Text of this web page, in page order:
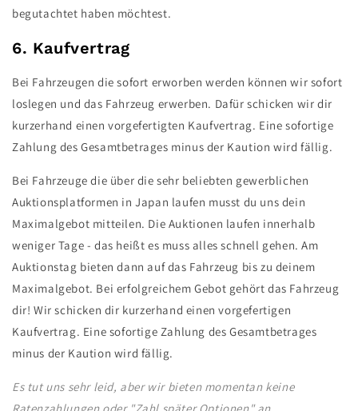
begutachtet haben möchtest.
6. Kaufvertrag
Bei Fahrzeugen die sofort erworben werden können wir sofort
loslegen und das Fahrzeug erwerben. Dafür schicken wir dir
kurzerhand einen vorgefertigten Kaufvertrag. Eine sofortige
Zahlung des Gesamtbetrages minus der Kaution wird fällig.
Bei Fahrzeuge die über die sehr beliebten gewerblichen
Auktionsplatformen in Japan laufen musst du uns dein
Maximalgebot mitteilen. Die Auktionen laufen innerhalb
weniger Tage - das heißt es muss alles schnell gehen. Am
Auktionstag bieten dann auf das Fahrzeug bis zu deinem
Maximalgebot. Bei erfolgreichem Gebot gehört das Fahrzeug
dir! Wir schicken dir kurzerhand einen vorgefertigen
Kaufvertrag. Eine sofortige Zahlung des Gesamtbetrages
minus der Kaution wird fällig.
Es tut uns sehr leid, aber wir bieten momentan keine